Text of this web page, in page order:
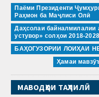
Паёми Президенти
Раҳмон ба Маҷлиси Олӣ
Даҳсолаи
устувор» солҳои 2018-2028
БАҲОГУЗОРИИ ЛОИҲАИ
Ҳамаи
МАВОДҲОИ ТАҲЛИЛӢ